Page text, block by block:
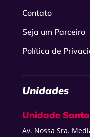
Contato
Seja um Parceiro
Política de
Unidades
Unidade
Av. Nossa Sra.